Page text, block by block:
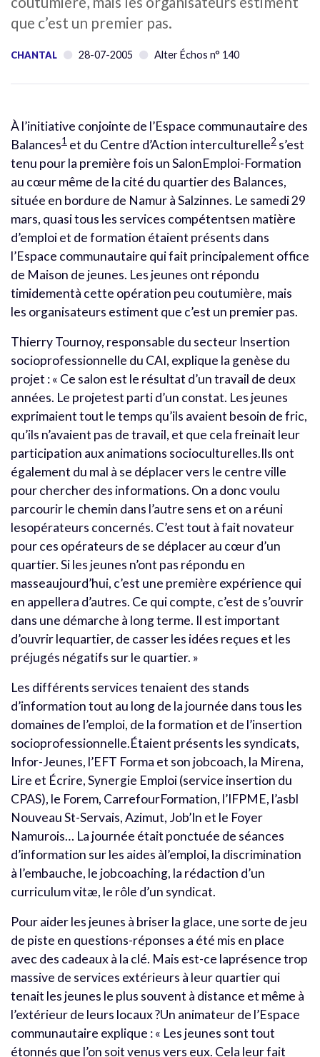
que c’est un premier pas.
CHANTAL 28-07-2005 Alter Échos n° 140
À l’initiative conjointe de l’Espace communautaire des
Balances1 et du Centre d’Action interculturelle2 s’est
tenu pour la première fois un SalonEmploi-Formation
au cœur même de la cité du quartier des Balances,
située en bordure de Namur à Salzinnes. Le samedi 29
mars, quasi tous les services compétentsen matière
d’emploi et de formation étaient présents dans
l’Espace communautaire qui fait principalement office
de Maison de jeunes. Les jeunes ont répondu
timidementà cette opération peu coutumière, mais
les organisateurs estiment que c’est un premier pas.
Thierry Tournoy, responsable du secteur Insertion
socioprofessionnelle du CAI, explique la genèse du
projet : « Ce salon est le résultat d’un travail de deux
années. Le projetest parti d’un constat. Les jeunes
exprimaient tout le temps qu’ils avaient besoin de fric,
qu’ils n’avaient pas de travail, et que cela freinait leur
participation aux animations socioculturelles.Ils ont
également du mal à se déplacer vers le centre ville
pour chercher des informations. On a donc voulu
parcourir le chemin dans l’autre sens et on a réuni
lesopérateurs concernés. C’est tout à fait novateur
pour ces opérateurs de se déplacer au cœur d’un
quartier. Si les jeunes n’ont pas répondu en
masseaujourd’hui, c’est une première expérience qui
en appellera d’autres. Ce qui compte, c’est de s’ouvrir
dans une démarche à long terme. Il est important
d’ouvrir lequartier, de casser les idées reçues et les
préjugés négatifs sur le quartier. »
Les différents services tenaient des stands
d’information tout au long de la journée dans tous les
domaines de l’emploi, de la formation et de l’insertion
socioprofessionnelle.Étaient présents les syndicats,
Infor-Jeunes, l’EFT Forma et son jobcoach, la Mirena,
Lire et Écrire, Synergie Emploi (service insertion du
CPAS), le Forem, CarrefourFormation, l’IFPME, l’asbl
Nouveau St-Servais, Azimut, Job’In et le Foyer
Namurois… La journée était ponctuée de séances
d’information sur les aides àl’emploi, la discrimination
à l’embauche, le jobcoaching, la rédaction d’un
curriculum vitæ, le rôle d’un syndicat.
Pour aider les jeunes à briser la glace, une sorte de jeu
de piste en questions-réponses a été mis en place
avec des cadeaux à la clé. Mais est-ce laprésence trop
massive de services extérieurs à leur quartier qui
tenait les jeunes le plus souvent à distance et même à
l’extérieur de leurs locaux ?Un animateur de l’Espace
communautaire explique : « Les jeunes sont tout
étonnés que l’on soit venus vers eux. Cela leur fait